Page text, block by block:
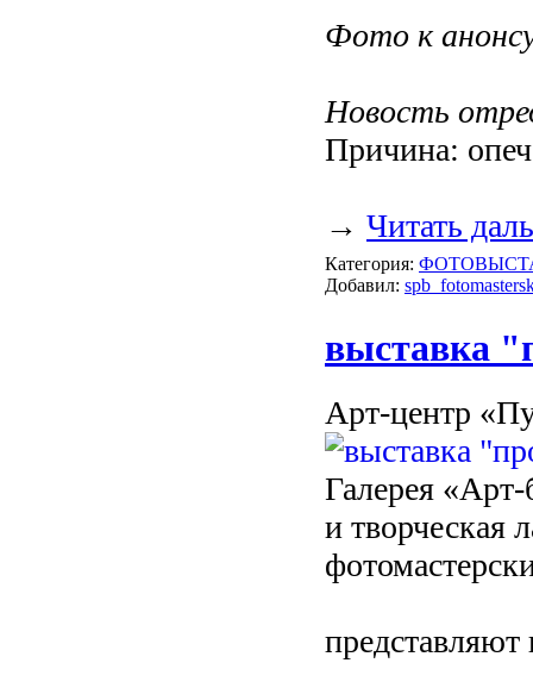
Фото к
Новость
Причина:
→ Читать
Категория:
Добавил:
выставка
Арт-центр
Галерея
и творческая